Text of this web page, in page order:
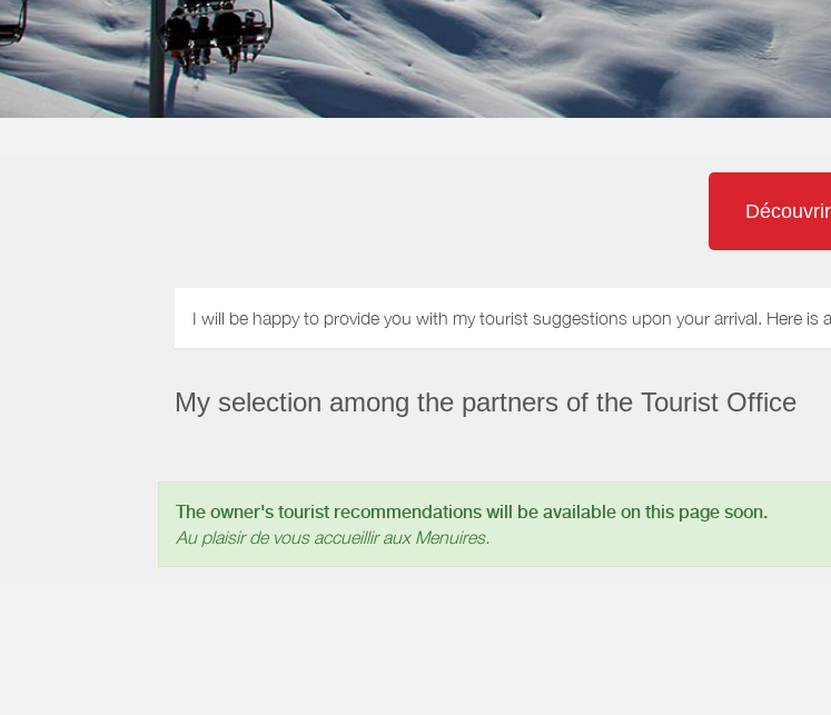
I will be happy to provide you with my tourist suggestions upon your arrival. Here is
My selection among the partners of the Tourist Office
The owner's tourist recommendations will be available on this page soon.
Au plaisir de vous accueillir aux Menuires.